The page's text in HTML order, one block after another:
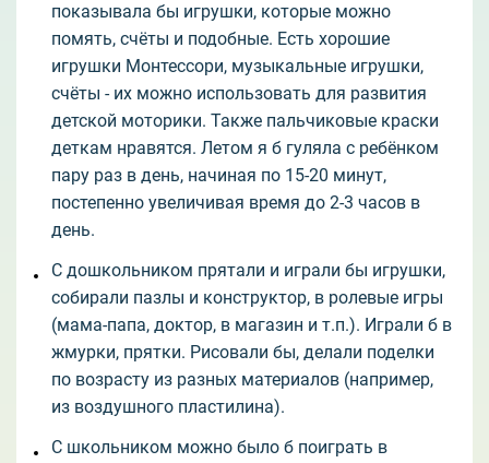
показывала бы игрушки, которые можно
помять, счёты и подобные. Есть хорошие
игрушки Монтессори, музыкальные игрушки,
счёты - их можно использовать для развития
детской моторики. Также пальчиковые краски
деткам нравятся. Летом я б гуляла с ребёнком
пару раз в день, начиная по 15-20 минут,
постепенно увеличивая время до 2-3 часов в
день.
С дошкольником прятали и играли бы игрушки,
собирали пазлы и конструктор, в ролевые игры
(мама-папа, доктор, в магазин и т.п.). Играли б в
жмурки, прятки. Рисовали бы, делали поделки
по возрасту из разных материалов (например,
из воздушного пластилина).
С школьником можно было б поиграть в